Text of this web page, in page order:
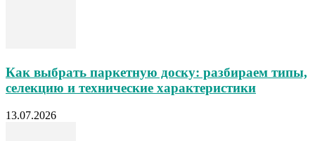
Как выбрать паркетную доску: разбираем типы,
селекцию и технические характеристики
13.07.2026